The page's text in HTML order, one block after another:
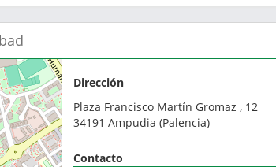
Dirección
Plaza Francisco Martín Gromaz , 12
34191 Ampudia (Palencia)
Contacto